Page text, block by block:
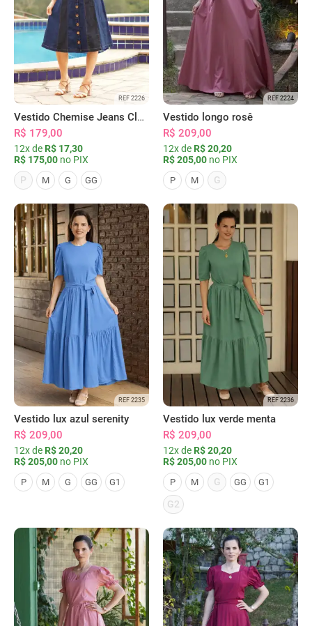
REF 2226
Vestido Chemise Jeans Clássica Serena
R$ 179,00
12x de R$ 17,30
R$ 175,00 no PIX
P
M G GG
REF 2224
Vestido longo rosê
R$ 209,00
12x de R$ 20,20
R$ 205,00 no PIX
P M G
REF 2235
Vestido lux azul serenity
R$ 209,00
12x de R$ 20,20
R$ 205,00 no PIX
P M G GG G1
REF 2236
Vestido lux verde menta
R$ 209,00
12x de R$ 20,20
R$ 205,00 no PIX
P M G GG G1
G2